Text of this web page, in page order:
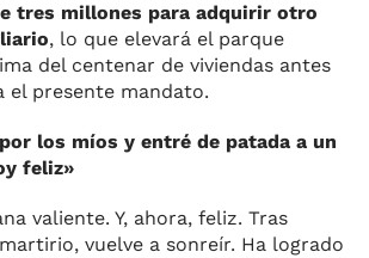
tres millones para adquirir otro
, lo que elevará el parque
del centenar de viviendas antes
el presente mandato.
los míos y entré de patada a un
feliz»
valiente. Y, ahora, feliz. Tras
vuelve a sonreír. Ha logrado